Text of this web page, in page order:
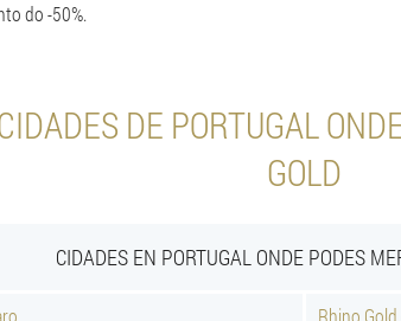
do -50%.
DE PORTUGAL
GOLD
CIDADES EN PORTUGAL ONDE PODES
Rhino